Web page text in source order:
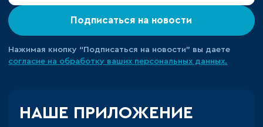
Подписаться на новости
Нажимая кнопку “Подписаться на новости” вы даете
согласие на обработку ваших персональных данных.
НАШЕ ПРИЛОЖЕНИЕ